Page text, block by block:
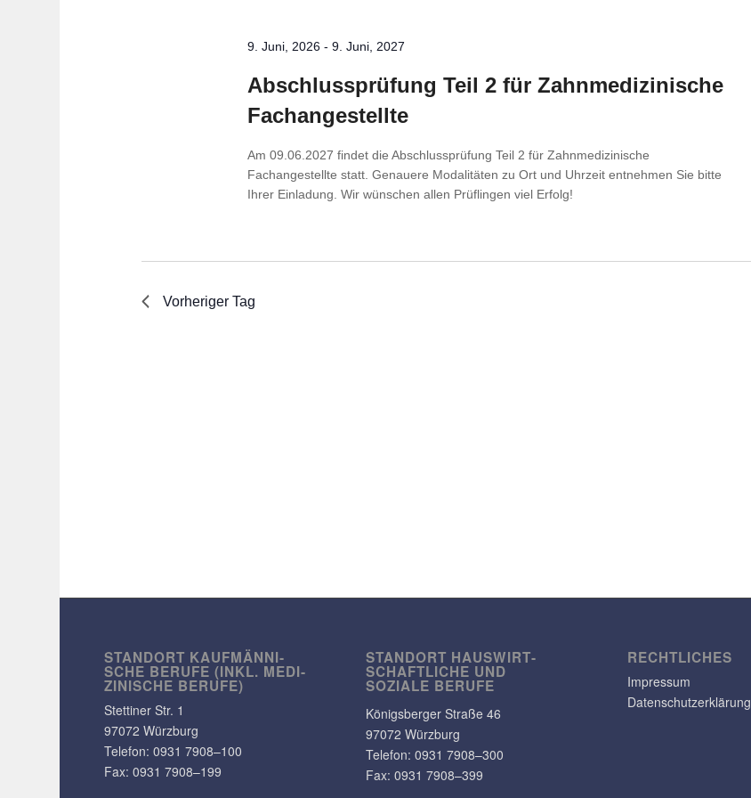
9. Juni, 2026 -9. Juni, 2027
Abschluss­prü­fung Teil 2 für Zahn­me­di­zi­ni­sche
Fachangestellte
Am 09.06.2027 findet die Abschlussprüfung Teil 2 für Zahnmedizinische
Fachangestellte statt. Genauere Modalitäten zu Ort und Uhrzeit entnehmen Sie bitte
Ihrer Einladung. Wir wünschen allen Prüflingen viel Erfolg!
Vorheriger Tag
STANDORT KAUF­MÄN­NI­
SCHE BERUFE (INKL. MEDI­
ZI­NI­SCHE BERUFE)
Stet­tiner Str. 1
97072 Würzburg
Telefon:0931 7908–100
Fax: 0931 7908–199
STANDORT HAUS­WIRT­
SCHAFT­LICHE UND
SOZIALE BERUFE
Königs­berger Straße 46
97072 Würzburg
Telefon: 0931 7908–300
Fax: 0931 7908–399
RECHT­LI­CHES
Impressum
Datenschutzerklärung